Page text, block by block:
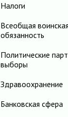
Налоги
Всеобщая воинская
обязанность
Политические
выборы
Здравоохранение
Банковская сфера